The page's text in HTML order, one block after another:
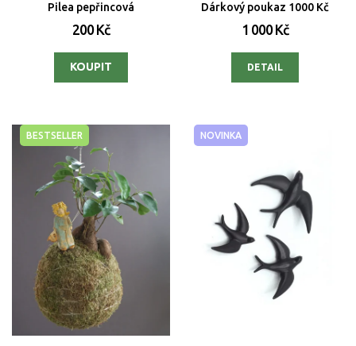
Pilea pepřincová
200 Kč
Dárkový poukaz 1000 Kč
1 000 Kč
DETAIL
BESTSELLER NOVINKA